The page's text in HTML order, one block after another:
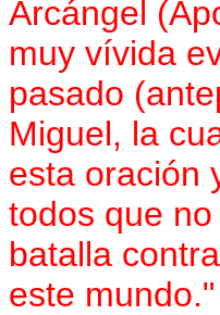
Arcángel
muy vívida
pasado
Miguel, la
esta oración
todos que
batalla
este mundo."